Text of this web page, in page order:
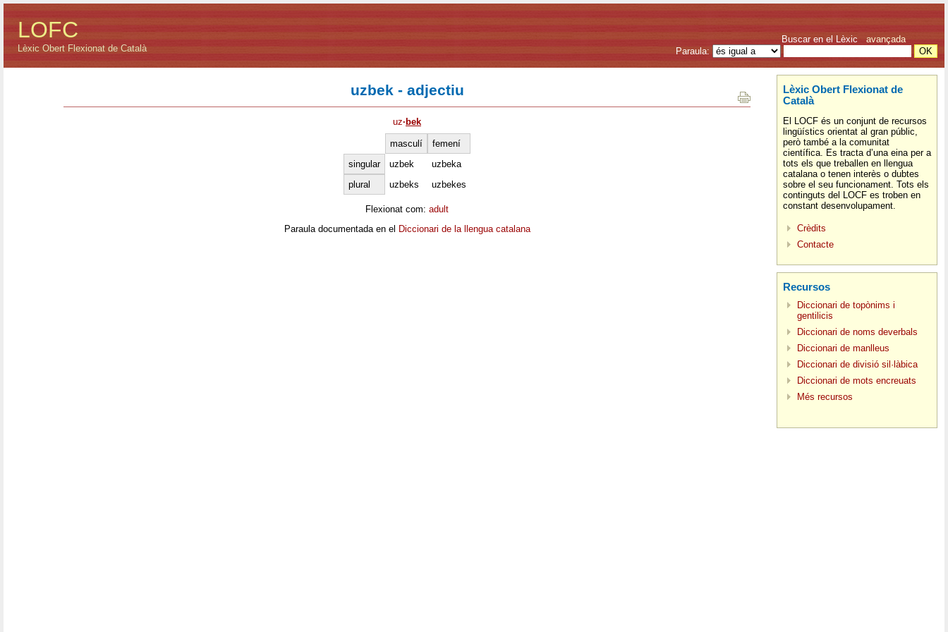
LOFC
Lèxic Obert Flexionat de Català
Buscar en el Lèxic avançada
Paraula:
uzbek - adjectiu
uz· bek
masculí
femení
singular
uzbek
uzbeka
plural
uzbeks uzbekes
Flexionat com: adult
Paraula documentada en el Diccionari de la llengua catalana
Lèxic Obert Flexionat de
Català
El LOCF és un conjunt de recursos
lingüístics orientat al gran públic,
però també a la comunitat
científica. Es tracta d’una eina per a
tots els que treballen en llengua
catalana o tenen interès o dubtes
sobre el seu funcionament. Tots els
continguts del LOCF es troben en
constant desenvolupament.
Crèdits
Contacte
Recursos
Diccionari de topònims i
gentilicis
Diccionari de noms deverbals
Diccionari de manlleus
Diccionari de divisió sil·làbica
Diccionari de mots encreuats
Més recursos